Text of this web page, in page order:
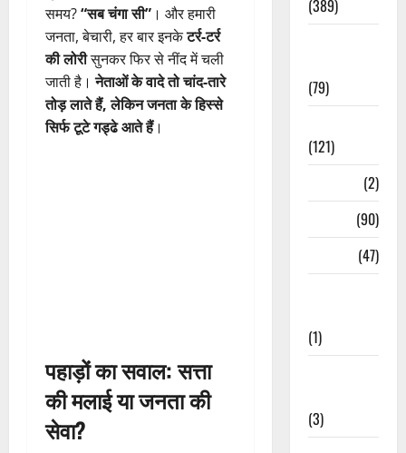
समय?“सब चंगा सी” । और हमारी
जनता, बेचारी, हर बार इनकेटर्र-टर्र
की लोरीसुनकर फिर से नींद में चली
जाती है।नेताओं के वादे तो चांद-तारे
तोड़ लाते हैं, लेकिन जनता के हिस्से
सिर्फ टूटे गड्ढे आते हैं।
पहाड़ों का सवाल: सत्ता
की मलाई या जनता की
सेवा?
(389)
(79)
(121)
(2)
(90)
(47)
(1)
(3)